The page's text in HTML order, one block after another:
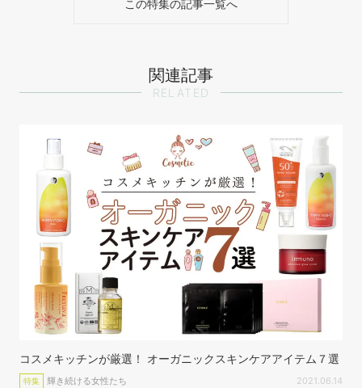
この特集の記事一覧へ
関連記事
RELATED
コスメキッチンが厳選！ オーガニックスキンケアアイテム７選
特集 輝き続ける女性たち 2021.06.14